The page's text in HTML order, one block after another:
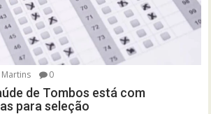
Martins 0
de Tombos está com
para seleção